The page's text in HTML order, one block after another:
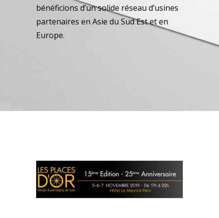
bénéficions d’un solide réseau d’usines
partenaires en Asie du Sud Est et en
Europe.